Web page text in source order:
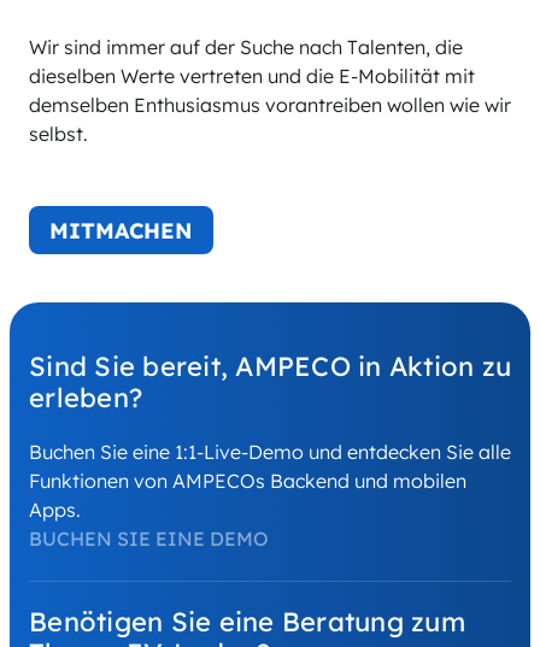
Wir sind immer auf der Suche nach Talenten, die
dieselben Werte vertreten und die E-Mobilität mit
demselben Enthusiasmus vorantreiben wollen wie wir
selbst.
MITMACHEN
Sind Sie bereit, AMPECO in Aktion zu
erleben?
Buchen Sie eine 1:1-Live-Demo und entdecken Sie alle
Funktionen von AMPECOs Backend und mobilen
Apps.
BUCHEN SIE EINE DEMO
Benötigen Sie eine Beratung zum